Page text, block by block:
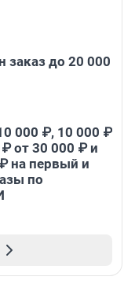
заказ до 20 000
000 ₽, 10 000 ₽
от 30 000 ₽ и
на первый и
по